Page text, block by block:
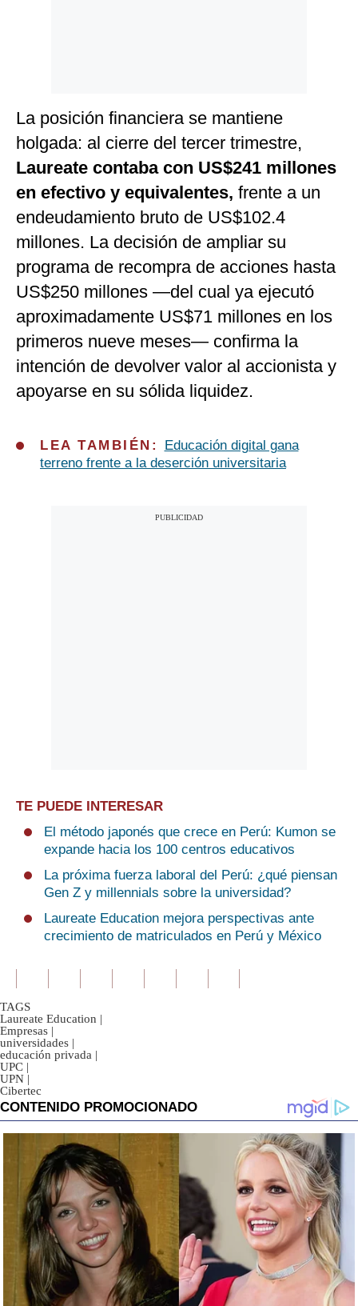
La posición financiera se mantiene
holgada: al cierre del tercer trimestre,
Laureate contaba con US$241 millones
en efectivo y equivalentes, frente a un
endeudamiento bruto de US$102.4
millones. La decisión de ampliar su
programa de recompra de acciones hasta
US$250 millones —del cual ya ejecutó
aproximadamente US$71 millones en los
primeros nueve meses— confirma la
intención de devolver valor al accionista y
apoyarse en su sólida liquidez.
LEA TAMBIÉN:
Educación digital gana
terreno frente a la deserción universitaria
TE PUEDE INTERESAR
El método japonés que crece en Perú: Kumon se
expande hacia los 100 centros educativos
La próxima fuerza laboral del Perú: ¿qué piensan
Gen Z y millennials sobre la universidad?
Laureate Education mejora perspectivas ante
crecimiento de matriculados en Perú y México
TAGS
Laureate Education |
Empresas |
universidades |
educación privada |
UPC |
UPN |
Cibertec